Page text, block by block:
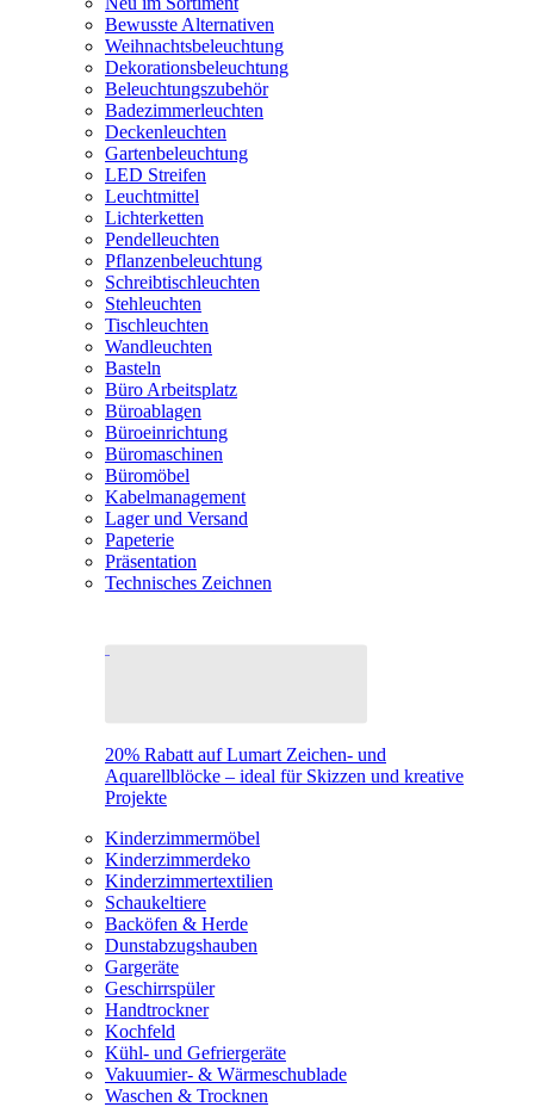
Bewusste Alternativen
Weihnachtsbeleuchtung
Dekorationsbeleuchtung
Beleuchtungszubehör
Badezimmerleuchten
Deckenleuchten
Gartenbeleuchtung
LED Streifen
Leuchtmittel
Lichterketten
Pendelleuchten
Pflanzenbeleuchtung
Schreibtischleuchten
Stehleuchten
Tischleuchten
Wandleuchten
Basteln
Büro Arbeitsplatz
Büroablagen
Büroeinrichtung
Büromaschinen
Büromöbel
Kabelmanagement
Lager und Versand
Papeterie
Präsentation
Technisches Zeichnen
20% Rabatt auf Lumart Zeichen- und
Aquarellblöcke – ideal für Skizzen und kreative
Projekte
Kinderzimmermöbel
Kinderzimmerdeko
Kinderzimmertextilien
Schaukeltiere
Backöfen & Herde
Dunstabzugshauben
Gargeräte
Geschirrspüler
Handtrockner
Kochfeld
Kühl- und Gefriergeräte
Vakuumier- & Wärmeschublade
Waschen & Trocknen